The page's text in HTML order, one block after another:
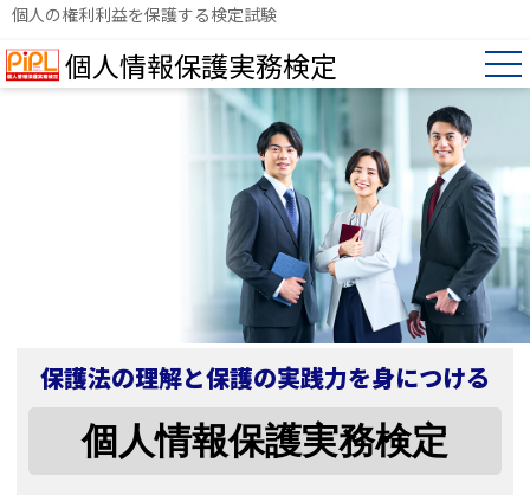
個人の権利利益を保護する検定試験
個人情報保護実務検定
保護法の理解と保護の実践力を身につける
個人情報保護実務検定